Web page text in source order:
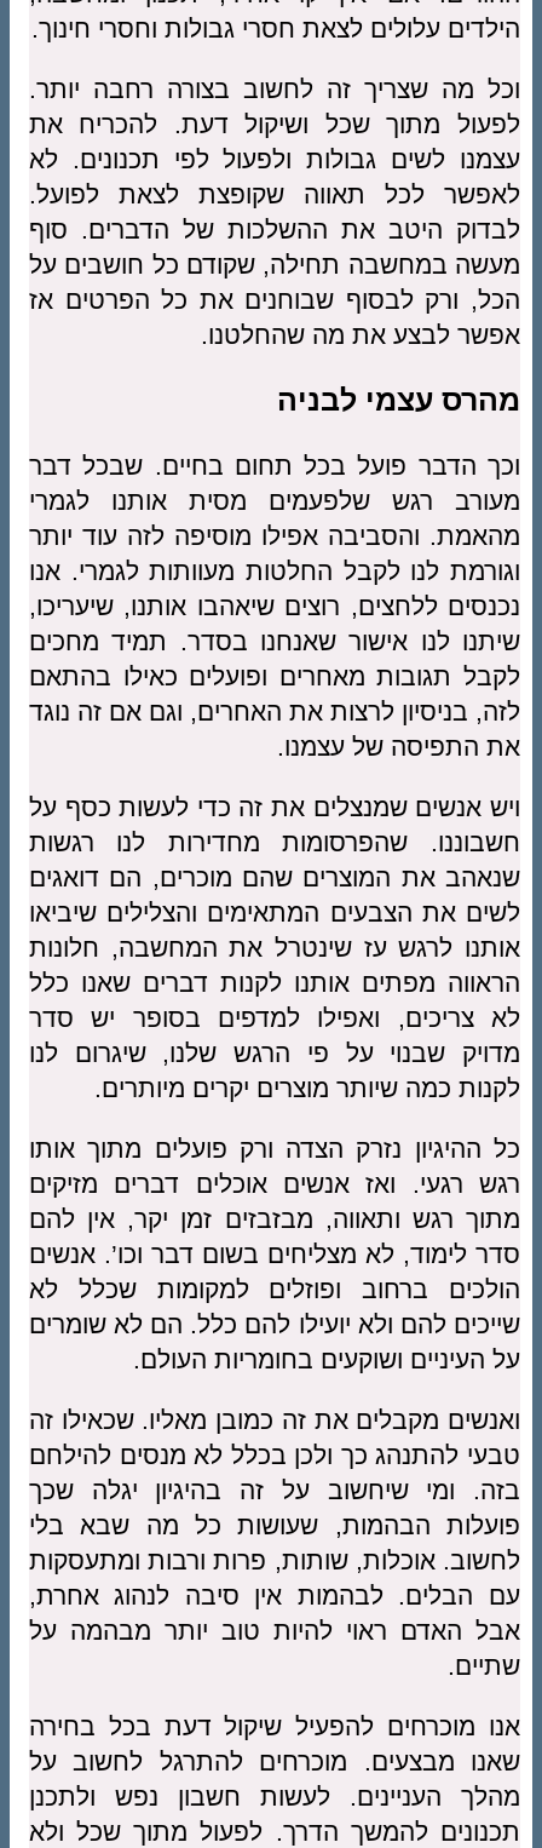
הילדים עלולים לצאת חסרי גבולות וחסרי חינוך.
וכל מה שצריך זה לחשוב בצורה רחבה יותר.
לפעול מתוך שכל ושיקול דעת. להכריח את
עצמנו לשים גבולות ולפעול לפי תכנונים. לא
לאפשר לכל תאווה שקופצת לצאת לפועל.
לבדוק היטב את ההשלכות של הדברים. סוף
מעשה במחשבה תחילה, שקודם כל חושבים על
הכל, ורק לבסוף שבוחנים את כל הפרטים אז
אפשר לבצע את מה שהחלטנו.
מהרס עצמי לבניה
וכך הדבר פועל בכל תחום בחיים. שבכל דבר
מעורב רגש שלפעמים מסית אותנו לגמרי
מהאמת. והסביבה אפילו מוסיפה לזה עוד יותר
וגורמת לנו לקבל החלטות מעוותות לגמרי. אנו
נכנסים ללחצים, רוצים שיאהבו אותנו, שיעריכו,
שיתנו לנו אישור שאנחנו בסדר. תמיד מחכים
לקבל תגובות מאחרים ופועלים כאילו בהתאם
לזה, בניסיון לרצות את האחרים, וגם אם זה נוגד
את התפיסה של עצמנו.
ויש אנשים שמנצלים את זה כדי לעשות כסף על
חשבוננו. שהפרסומות מחדירות לנו רגשות
שנאהב את המוצרים שהם מוכרים, הם דואגים
לשים את הצבעים המתאימים והצלילים שיביאו
אותנו לרגש עז שינטרל את המחשבה, חלונות
הראווה מפתים אותנו לקנות דברים שאנו כלל
לא צריכים, ואפילו למדפים בסופר יש סדר
מדויק שבנוי על פי הרגש שלנו, שיגרום לנו
לקנות כמה שיותר מוצרים יקרים מיותרים.
כל ההיגיון נזרק הצדה ורק פועלים מתוך אותו
רגש רגעי. ואז אנשים אוכלים דברים מזיקים
מתוך רגש ותאווה, מבזבזים זמן יקר, אין להם
סדר לימוד, לא מצליחים בשום דבר וכו’. אנשים
הולכים ברחוב ופוזלים למקומות שכלל לא
שייכים להם ולא יועילו להם כלל. הם לא שומרים
על העיניים ושוקעים בחומריות העולם.
ואנשים מקבלים את זה כמובן מאליו. שכאילו זה
טבעי להתנהג כך ולכן בכלל לא מנסים להילחם
בזה. ומי שיחשוב על זה בהיגיון יגלה שכך
פועלות הבהמות, שעושות כל מה שבא בלי
לחשוב. אוכלות, שותות, פרות ורבות ומתעסקות
עם הבלים. לבהמות אין סיבה לנהוג אחרת,
אבל האדם ראוי להיות טוב יותר מבהמה על
שתיים.
אנו מוכרחים להפעיל שיקול דעת בכל בחירה
שאנו מבצעים. מוכרחים להתרגל לחשוב על
מהלך העניינים. לעשות חשבון נפש ולתכנן
תכנונים להמשך הדרך. לפעול מתוך שכל ולא